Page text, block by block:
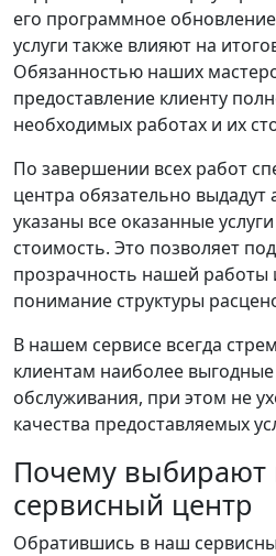
его программное
услуги также влияют на
Обязанностью наших
предоставление клиенту
необходимых работах и их
По завершении всех работ
центра обязательно выдадут
указаны все оказанные
стоимость. Это позволяет
прозрачность нашей работы
понимание структуры
В нашем сервисе всегда
клиентам наиболее выгодные
обслуживания, при этом не
качества предоставляемых
Почему
сервисный центр
Обратившись в наш